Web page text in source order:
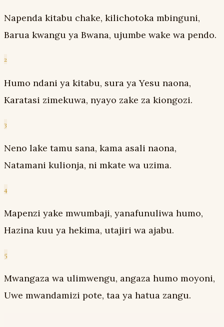
Napenda kitabu chake, kilichotoka mbinguni,
Barua kwangu ya Bwana, ujumbe wake wa pendo.
2
Humo ndani ya kitabu, sura ya Yesu naona,
Karatasi zimekuwa, nyayo zake za kiongozi.
3
Neno lake tamu sana, kama asali naona,
Natamani kulionja, ni mkate wa uzima.
4
Mapenzi yake mwumbaji, yanafunuliwa humo,
Hazina kuu ya hekima, utajiri wa ajabu.
5
Mwangaza wa ulimwengu, angaza humo moyoni,
Uwe mwandamizi pote, taa ya hatua zangu.